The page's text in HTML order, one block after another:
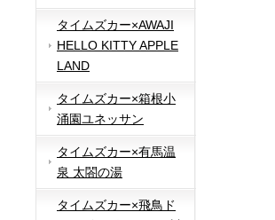
タイムズカー×AWAJI
HELLO KITTY APPLE
LAND
タイムズカー×箱根小
涌園ユネッサン
タイムズカー×有馬温
泉 太閤の湯
タイムズカー×飛鳥ド